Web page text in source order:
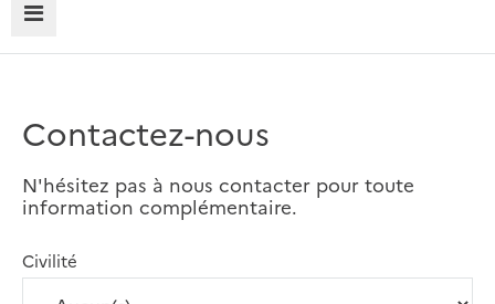
MENU
Contactez-nous
N'hésitez pas à nous contacter pour toute
information complémentaire.
Civilité